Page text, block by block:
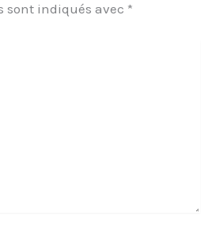
sont indiqués avec *